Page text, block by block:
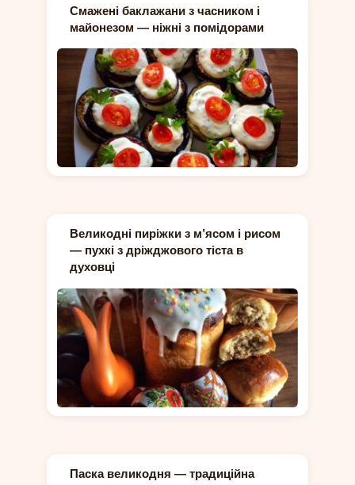
Смажені баклажани з часником і
майонезом — ніжні з помідорами
Великодні пиріжки з м’ясом і рисом
— пухкі з дріжджового тіста в
духовці
Паска великодня — традиційна